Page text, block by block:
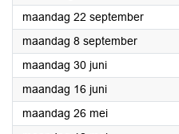
maandag 22 september2025
maandag 8 september2025
maandag 30 juni2025
maandag 16 juni2025
maandag 26 mei2025